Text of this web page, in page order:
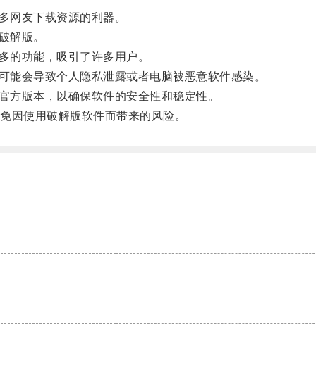
友下载资源的利器。
解版。
功能，吸引了许多用户。
会导致个人隐私泄露或者电脑被恶意软件感染。
版本，以确保软件的安全性和稳定性。
使用破解版软件而带来的风险。